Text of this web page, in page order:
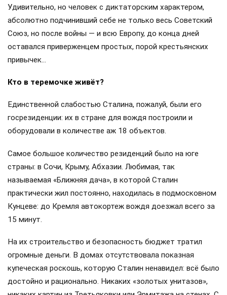
Удивительно, но человек с диктаторским характером,
абсолютно подчинивший себе не только весь Советский
Союз, но после войны — и всю Европу, до конца дней
оставался приверженцем простых, порой крестьянских
привычек…
Кто в теремочке живёт?
Единственной слабостью Сталина, пожалуй, были его
госрезиденции: их в стране для вождя построили и
оборудовали в количестве аж 18 объектов.
Самое большое количество резиденций было на юге
страны: в Сочи, Крыму, Абхазии. Любимая, так
называемая «Ближняя дача», в которой Сталин
практически жил постоянно, находилась в подмосковном
Кунцеве: до Кремля автокортеж вождя доезжал всего за
15 минут.
На их строительство и безопасность бюджет тратил
огромные деньги. В домах отсутствовала показная
купеческая роскошь, которую Сталин ненавидел: всё было
достойно и рационально. Никаких «золотых унитазов»,